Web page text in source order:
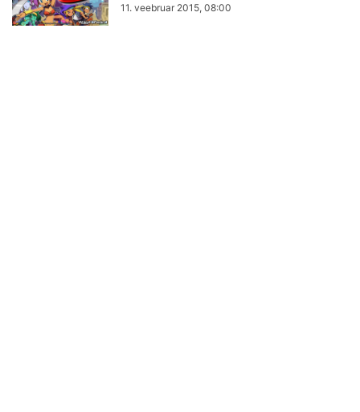
11. veebruar 2015, 08:00